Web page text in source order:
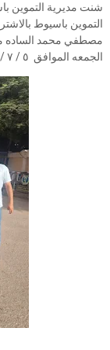
شنت مديرية التموين
التموين باسيوط
مصطفي محمد الساده
الجمعه الموافق ٥ / ٧ / ٢٠٢٤ عدد من الحملات واسفرت الحملات عن الاتي :